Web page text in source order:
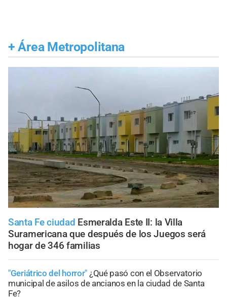
+ Área Metropolitana
Santa Fe ciudad Esmeralda Este II: la Villa
Suramericana que después de los Juegos será
hogar de 346 familias
"Geriátrico del horror" ¿Qué pasó con el Observatorio
municipal de asilos de ancianos en la ciudad de Santa
Fe?